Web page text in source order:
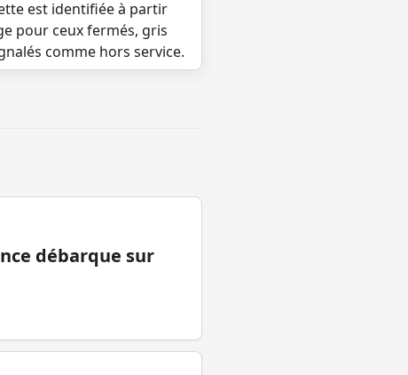
est identifiée à partir
pour ceux fermés, gris
comme hors service.
débarque sur